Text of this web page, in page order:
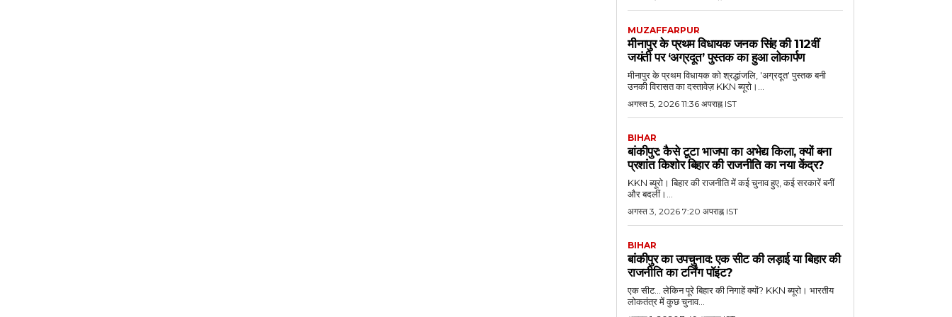
MUZAFFARPUR
मीनापुर के प्रथम विधायक जनक सिंह की 112वीं
जयंती पर ‘अग्रदूत’ पुस्तक का हुआ लोकार्पण
मीनापुर के प्रथम विधायक को श्रद्धांजलि, 'अग्रदूत' पुस्तक बनी
उनकी विरासत का दस्तावेज़ KKN ब्यूरो।...
अगस्त 5, 2026 11:36 अपराह्न IST
BIHAR
बांकीपुर: कैसे टूटा भाजपा का अभेद्य किला, क्यों बना
प्रशांत किशोर बिहार की राजनीति का नया केंद्र?
KKN ब्यूरो। बिहार की राजनीति में कई चुनाव हुए, कई सरकारें बनीं
और बदलीं।...
अगस्त 3, 2026 7:20 अपराह्न IST
BIHAR
बांकीपुर का उपचुनाव: एक सीट की लड़ाई या बिहार की
राजनीति का टर्निंग पॉइंट?
एक सीट... लेकिन पूरे बिहार की निगाहें क्यों? KKN ब्यूरो। भारतीय
लोकतंत्र में कुछ चुनाव...